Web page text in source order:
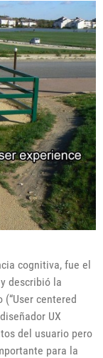
cognitiva, fue el
describió la
centered
UX
del usuario pero
para la